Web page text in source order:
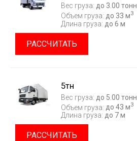
Вес груза: до 3.00 тонн
Объем груза: до 33 м3
Длина груза: до 6 м
РАССЧИТАТЬ
5тн
Вес груза: до 5.00 тонн
Объем груза: до 43 м3
Длина груза: до 7 м
РАССЧИТАТЬ